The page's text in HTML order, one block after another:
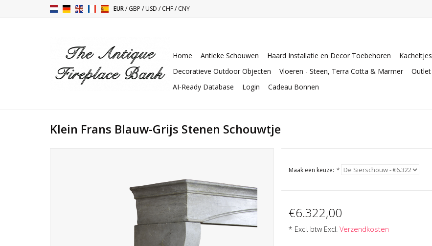
EUR/GBP /USD /CHF/CNY
Home Antieke Schouwen Haard Installatie en Decor Toebehoren Kacheltjes
Decoratieve Outdoor Objecten
Vloeren - Steen, Terra Cotta & Marmer Outlet
AI-Ready Database
Login Cadeau Bonnen
Klein Frans Blauw-Grijs Stenen Schouwtje
Maak een keuze: *
€6.322,00
* Excl. btw Excl. Verzendkosten